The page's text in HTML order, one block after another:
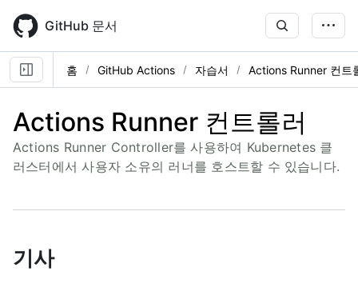
main
content
GitHub 문서
홈 GitHub Actions 자습서 Actions Runner 컨트
Actions Runner 컨트롤러
Actions Runner Controller를 사용하여 Kubernetes 클
러스터에서 사용자 소유의 러너를 호스트할 수 있습니다.
기사